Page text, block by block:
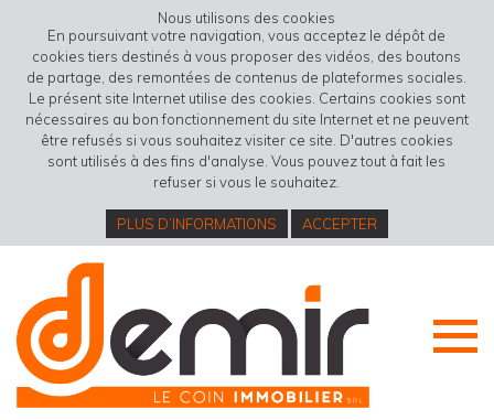
Nous utilisons des cookies
En poursuivant votre navigation, vous acceptez le dépôt de
cookies tiers destinés à vous proposer des vidéos, des boutons
de partage, des remontées de contenus de plateformes sociales.
Le présent site Internet utilise des cookies. Certains cookies sont
nécessaires au bon fonctionnement du site Internet et ne peuvent
être refusés si vous souhaitez visiter ce site. D'autres cookies
sont utilisés à des fins d'analyse. Vous pouvez tout à fait les
refuser si vous le souhaitez.
PLUS D’INFORMATIONS ACCEPTER